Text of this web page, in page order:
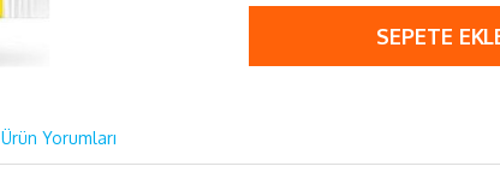
SEPETE
Ürün Yorumları